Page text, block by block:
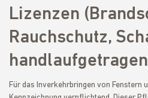
Lizenzen
Rauchschutz,
Für das Inverkehrbringen von Fenstern